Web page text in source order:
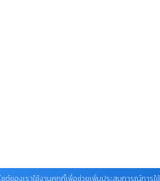
ซต์ของเราใช้งานคุกกี้เพื่อช่วยเพิ่มประสบการณ์การใ